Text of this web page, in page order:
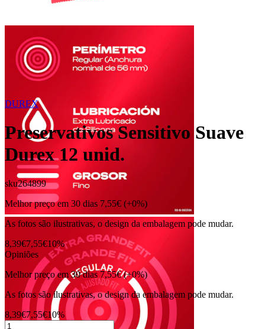
DUREX
Preservativos Sensitivo Suave
Durex 12 unid.
sku264899
Melhor preço em 30 dias 7,55€ (+0%)
As fotos são ilustrativas, o design da embalagem pode mudar.
8,39€7,55€10%
Opiniões
Melhor preço em 30 dias 7,55€ (+0%)
As fotos são ilustrativas, o design da embalagem pode mudar.
8,39€7,55€10%